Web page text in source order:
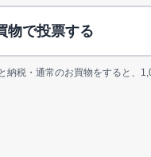
物で投票する
税・通常のお買物をすると、